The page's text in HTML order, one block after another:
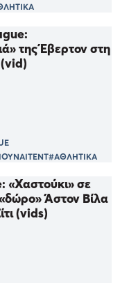
της Έβερτον στη
(vid)
#ΑΘΛΗΤΙΚΑ
«Χαστούκι» σε
«δώρο» Άστον Βίλα
(vids)